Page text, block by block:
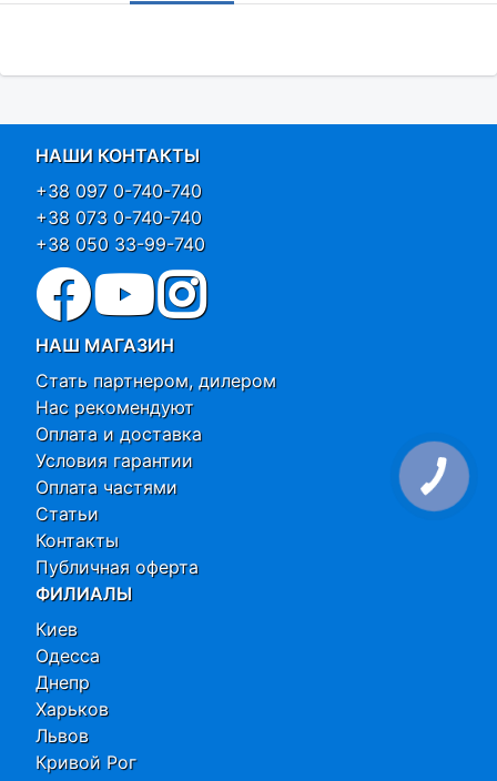
НАШИ КОНТАКТЫ
+38 097 0-740-740
+38 073 0-740-740
+38 050 33-99-740
НАШ МАГАЗИН
Стать партнером, дилером
Нас рекомендуют
Оплата и доставка
Условия гарантии
Оплата частями
Статьи
Контакты
Публичная оферта
ФИЛИАЛЫ
Киев
Одесса
Днепр
Харьков
Львов
Кривой Рог